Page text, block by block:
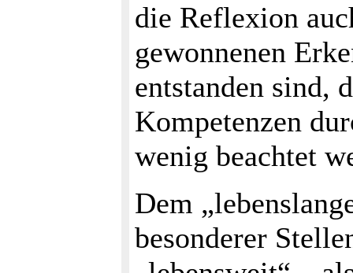
die Reflexion
gewonnenen
entstanden sind,
Kompetenzen
wenig beachtet
Dem
besonderer